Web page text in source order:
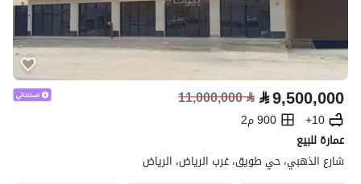
⃁9,500,000
⃁
11,000,000
10+
900 م2
عمارة للبيع
شارع الذهبي، حي طويق، غرب الرياض، الرياض